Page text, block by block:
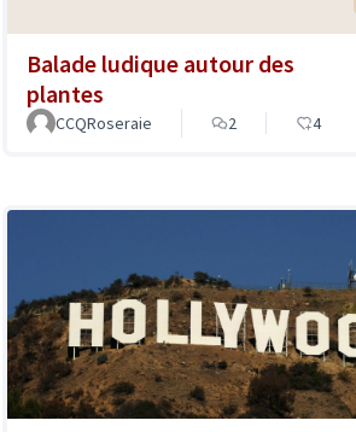
Balade ludique autour des
plantes
CCQRoseraie 2 4